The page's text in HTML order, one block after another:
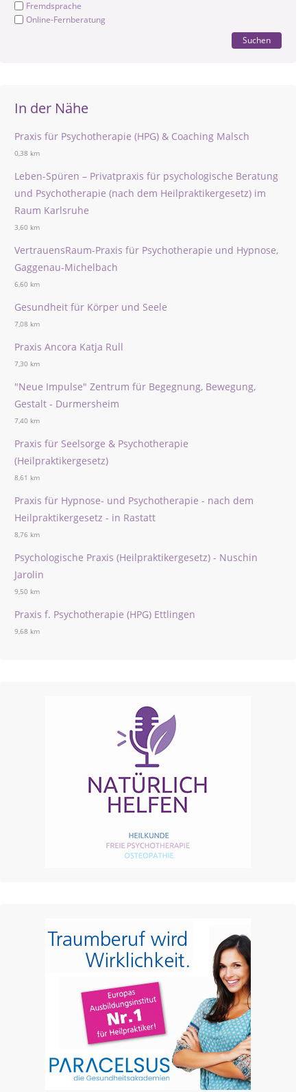
Fremdsprache
Online-Fernberatung
Suchen
In der Nähe
Praxis für Psychotherapie (HPG) & Coaching Malsch
0,38 km
Leben-Spüren – Privatpraxis für psychologische Beratung
und Psychotherapie (nach dem Heilpraktikergesetz) im
Raum Karlsruhe
3,60 km
VertrauensRaum-Praxis für Psychotherapie und Hypnose,
Gaggenau-Michelbach
6,60 km
Gesundheit für Körper und Seele
7,08 km
Praxis Ancora Katja Rull
7,30 km
"Neue Impulse" Zentrum für Begegnung, Bewegung,
Gestalt - Durmersheim
7,40 km
Praxis für Seelsorge & Psychotherapie
(Heilpraktikergesetz)
8,61 km
Praxis für Hypnose- und Psychotherapie - nach dem
Heilpraktikergesetz - in Rastatt
8,76 km
Psychologische Praxis (Heilpraktikergesetz) - Nuschin
Jarolin
9,50 km
Praxis f. Psychotherapie (HPG) Ettlingen
9,68 km